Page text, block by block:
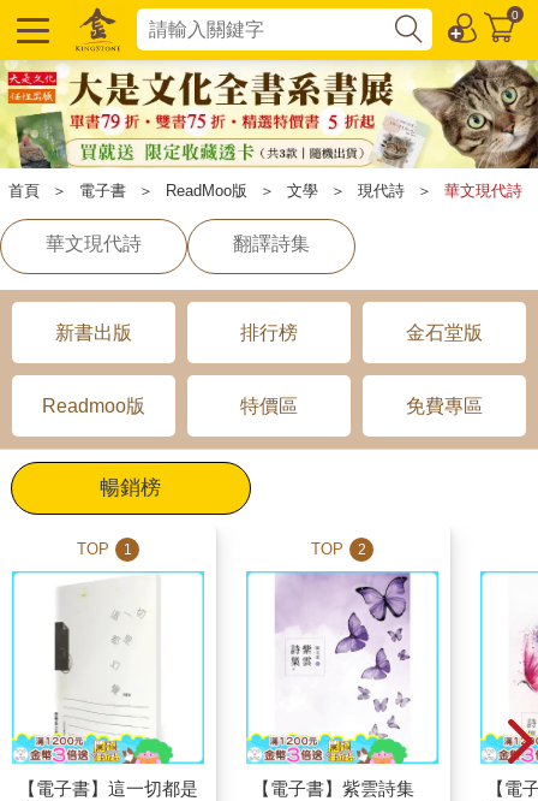
0
首頁 ＞ 電子書 ＞ ReadMoo版 ＞ 文學 ＞ 現代詩 ＞ 華文現代詩
華文現代詩 翻譯詩集
新書出版 排行榜 金石堂版
Readmoo版 特價區 免費專區
暢銷榜
TOP 1
【電子書】這一切都是
TOP 2
【電子書】紫雲詩集
【電